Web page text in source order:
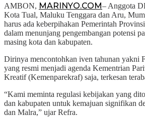
AMBON, MARINYO.COM– Anggota
Kota Tual, Maluku Tenggara dan Aru,
harus ada keberpihakan Pemerintah
dalam menunjang pengembangan potensi
masing kota dan kabupaten.
Dirinya mencontohkan iven tahunan yakni
yang resmi menjadi agenda Kementrian
Kreatif (Kemenparekraf) saja, terkesan
“Kami meminta regulasi kebijakan yang
dan kabupaten untuk kemajuan signifikan
dan Malra,” ujar Refra.